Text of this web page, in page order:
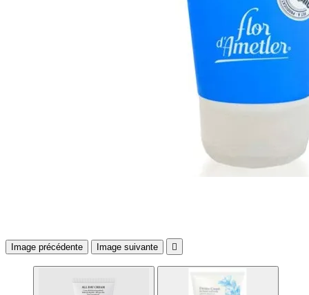
Image précédente Image suivante 